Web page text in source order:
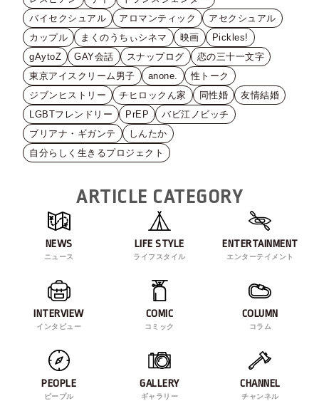
バイセクシュアル
アロマンティック
アセクシュアル
カップル
まくのうちぃシネマ 映画
Pickles!
gAytoZ
GAY会話 スナップログ
恋の三十一文字
東京アイスクリーム男子
anone.
性トーク
ジブンヒストリー
チヒロックん家 同性婚
友情結婚
LGBTフレンドリー
PrEP
バビ江ノビッチ
ブリアナ・ギガンテ
しんたか
自分らしく生きるプロジェクト
ARTICLE CATEGORY
NEWS
ニュース
LIFE STYLE
ライフスタイル
ENTERTAINMENT
エンターテイメント
INTERVIEW
インタビュー
COMIC
コミック
COLUMN
コラム
PEOPLE
ピープル
GALLERY
ギャラリー
CHANNEL
チャンネル